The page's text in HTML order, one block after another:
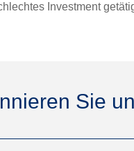
Invest­ment
Sie